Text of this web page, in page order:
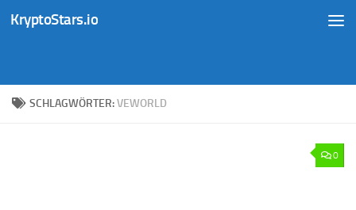
Zum Inhalt springen
KryptoStars.io
SCHLAGWÖRTER:VEWORLD
0